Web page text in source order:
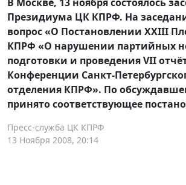
Президиума ЦК КПРФ. На
вопрос «О Постановлении XXIII
КПРФ «О нарушении партийных
подготовки и проведения VII
Конференции Санкт-
отделения КПРФ». По
принято соответствующее
Пресс-служба ЦК КПРФ
13 Ноября 2008, 20:14